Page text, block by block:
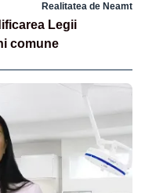
Realitatea de Neamt
Legii
comune